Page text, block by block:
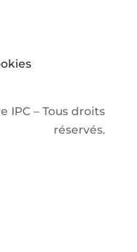
IPC – Tous droits
réservés.